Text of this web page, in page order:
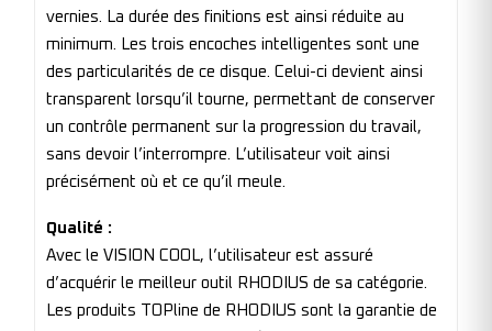
vernies. La durée des finitions est ainsi réduite au
minimum. Les trois encoches intelligentes sont une
des particularités de ce disque. Celui-ci devient ainsi
transparent lorsqu’il tourne, permettant de conserver
un contrôle permanent sur la progression du travail,
sans devoir l’interrompre. L’utilisateur voit ainsi
précisément où et ce qu’il meule.
Qualité :
Avec le VISION COOL, l’utilisateur est assuré
d’acquérir le meilleur outil RHODIUS de sa catégorie.
Les produits TOPline de RHODIUS sont la garantie de